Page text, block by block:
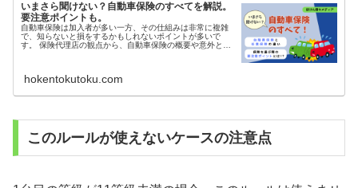
いまさら聞けない？自動車保険のすべてを解説。
要注意ポイントも。
自動車保険は加入者が多い一方、その仕組みは非常に複雑
で、知らないと損をするかもしれないポイントが多いで
す。 保険代理店の観点から、自動車保険の概要や意外と知
hokentokutoku.com
このルールが使えないケースの注意点